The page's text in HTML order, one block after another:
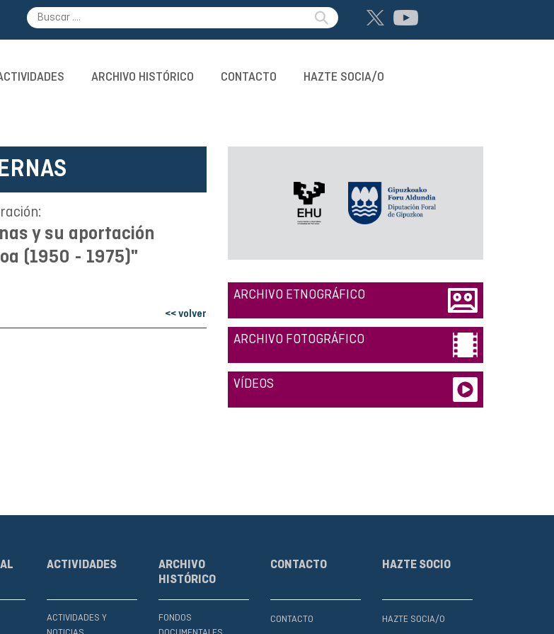
ARCHIVO HISTÓRICO CONTACTO HAZTE SOCIA/O
y su aportación
(1950 - 1975)"
<< volver
ARCHIVO ETNOGRÁFICO
ARCHIVO FOTOGRÁFICO
VÍDEOS
ACTIVIDADES
ACTIVIDADES Y
ARCHIVO
HISTÓRICO
FONDOS
CONTACTO
CONTACTO
HAZTE SOCIO
HAZTE SOCIA/O